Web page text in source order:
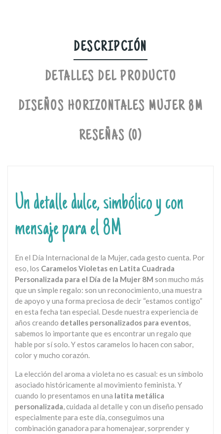
DESCRIPCIÓN
DETALLES DEL PRODUCTO
DISEÑOS HORIZONTALES MUJER 8M
RESEÑAS (0)
Un detalle dulce, simbólico y con
mensaje para el 8M
En el Día Internacional de la Mujer, cada gesto cuenta. Por
eso, los Caramelos Violetas en Latita Cuadrada
Personalizada para el Día de la Mujer 8M son mucho más
que un simple regalo: son un reconocimiento, una muestra
de apoyo y una forma preciosa de decir “estamos contigo”
en esta fecha tan especial. Desde nuestra experiencia de
años creando detalles personalizados para eventos,
sabemos lo importante que es encontrar un regalo que
hable por sí solo. Y estos caramelos lo hacen con sabor,
color y mucho corazón.
La elección del aroma a violeta no es casual: es un símbolo
asociado históricamente al movimiento feminista. Y
cuando lo presentamos en una latita metálica
personalizada, cuidada al detalle y con un diseño pensado
especialmente para este día, conseguimos una
combinación ganadora para homenajear, sorprender y